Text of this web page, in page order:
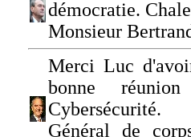
démocratie.
Monsieur
Merci Luc
bonne
Cybersécurité.
Général de